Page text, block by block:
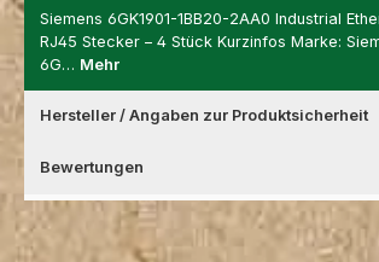
Siemens 6GK1901-1BB20-2AA0 Industrial
RJ45 Stecker – 4 Stück Kurzinfos Marke:
6G… Mehr
Hersteller / Angaben zur Produktsicherheit
Bewertungen